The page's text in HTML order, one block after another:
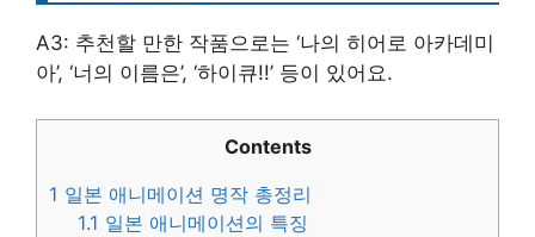
A3: 추천할 만한 작품으로는 ‘나의 히어로 아카데미
아’, ‘너의 이름은’, ‘하이큐!!’ 등이 있어요.
Contents
1 일본 애니메이션 명작 총정리
1.1 일본 애니메이션의 특징